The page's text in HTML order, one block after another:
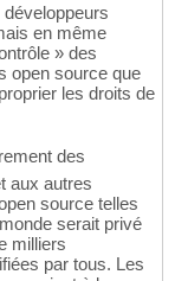
en même
» des
open source que
les droits de
des
aux autres
source telles
serait privé
milliers
par tous. Les